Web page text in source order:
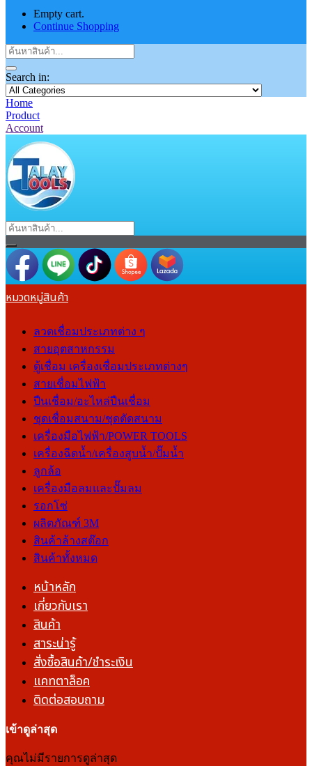
Empty cart.
Continue Shopping
Search in:
Home
Product
Account
หมวดหมู่สินค้า
ลวดเชื่อมประเภทต่าง ๆ
สายอุตสาหกรรม
ตู้เชื่อม เครื่องเชื่อมประเภทต่างๆ
สายเชื่อมไฟฟ้า
ปืนเชื่อม/อะไหล่ปืนเชื่อม
ชุดเชื่อมสนาม/ชุดตัดสนาม
เครื่องมือไฟฟ้า/POWER TOOLS
เครื่องฉีดน้ำ/เครื่องสูบน้ำ/ปั๊มน้ำ
ลูกล้อ
เครื่องมือลมและปั๊มลม
รอกโซ่
ผลิตภัณฑ์ 3M
สินค้าล้างสต๊อก
สินค้าทั้งหมด
หน้าหลัก
เกี่ยวกับเรา
สินค้า
สาระน่ารู้
สั่งซื้อสินค้า/ชำระเงิน
แคทตาล็อค
ติดต่อสอบถาม
เข้าดูล่าสุด
คุณไม่มีรายการดูล่าสุด